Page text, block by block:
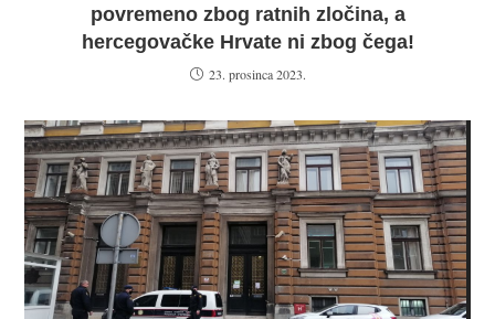
povremeno zbog ratnih zločina, a
hercegovačke Hrvate ni zbog čega!
23. prosinca 2023.